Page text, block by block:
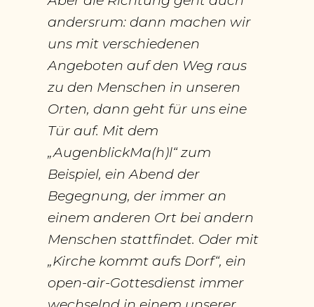
andersrum: dann machen wir
uns mit verschiedenen
Angeboten auf den Weg raus
zu den Menschen in unseren
Orten, dann geht für uns eine
Tür auf. Mit dem
„AugenblickMa(h)l“ zum
Beispiel, ein Abend der
Begegnung, der immer an
einem anderen Ort bei andern
Menschen stattfindet. Oder mit
„Kirche kommt aufs Dorf“, ein
open-air-Gottesdienst immer